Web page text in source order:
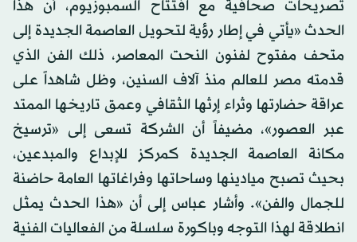
تصريحات صحافية مع افتتاح السمبوزيوم، أن هذا
الحدث «يأتي في إطار رؤية لتحويل العاصمة الجديدة إلى
متحف مفتوح لفنون النحت المعاصر، ذلك الفن الذي
قدمته مصر للعالم منذ آلاف السنين، وظل شاهداً على
عراقة حضارتها وثراء إرثها الثقافي وعمق تاريخها الممتد
عبر العصور»، مضيفاً أن الشركة تسعى إلى «ترسيخ
مكانة العاصمة الجديدة كمركز للإبداع والمبدعين،
بحيث تصبح ميادينها وساحاتها وفراغاتها العامة حاضنة
للجمال والفن». وأشار عباس إلى أن «هذا الحدث يمثل
انطلاقة لهذا التوجه وباكورة سلسلة من الفعاليات الفنية